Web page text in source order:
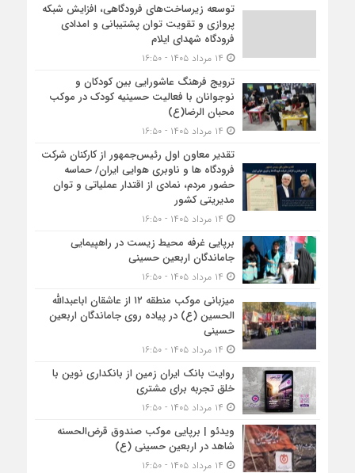
توسعه زیرساخت‌های فرودگاهی، افزایش شبکه
پروازی و تقویت توان پشتیبانی و امدادی
فرودگاه شهدای ایلام
ترویج فرهنگ عاشورایی بین کودکان و
نوجوانان با فعالیت حسینیه کودک در موکب
محبان الرضا(ع)
تقدیر معاون اول رئیس‌جمهور از کارکنان شرکت
فرودگاه ها و ناوبری هوایی ایران/ حماسه
حضور مردم، نمادی از اقتدار عملیاتی و توان
مدیریتی کشور
برپایی غرفه محیط زیست در راهپیمایی
جاماندگان اربعین حسینی
میزبانی موکب منطقه ۱۲ از عاشقان اباعبدالله
الحسین (ع) در پیاده روی جاماندگان اربعین
حسینی
روایت بانک ایران زمین از بانکداری نوین با
خلق تجربه برای مشتری
ویدئو | برپایی موکب صندوق قرض‌الحسنه
شاهد در اربعین حسینی (ع)